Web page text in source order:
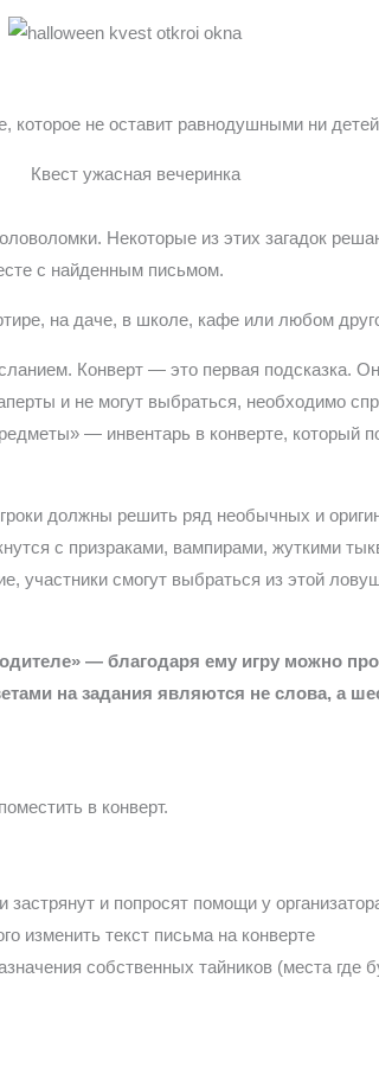
не оставит равнодушными ни
Некоторые из этих загадок
с найденным письмом.
на даче, в школе, кафе или любом
Конверт — это первая подсказка.
и не могут выбраться, необходимо
— инвентарь в конверте, который
должны решить ряд необычных и
с призраками, вампирами, жуткими
смогут выбраться из этой
— благодаря ему игру можно
на задания являются не слова, а
в конверт.
и попросят помощи у
изменить текст письма на конверте
собственных тайников (места где